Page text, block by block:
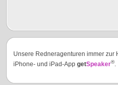
Unsere Redneragenturen immer zur
iPhone- und iPad-App getSpeaker®.